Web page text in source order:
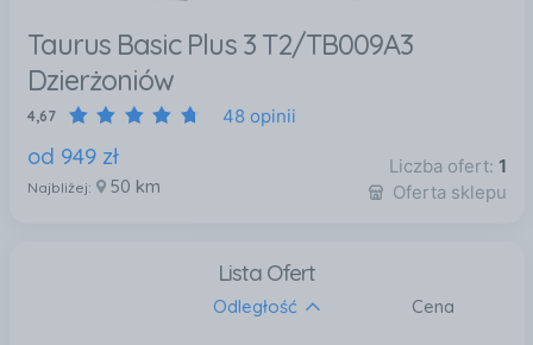
Taurus Basic Plus 3 T2/TB009A3
Dzierżoniów
4,67 48 opinii
od 949 zł
Najbliżej: 50 km
Liczba ofert: 1
Oferta sklepu
Lista Ofert
Odległość Cena